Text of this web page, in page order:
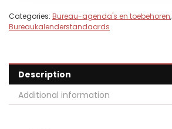
Categories: Bureau-agenda's en toebehoren,
Bureaukalenderstandaards
Description
Additional information